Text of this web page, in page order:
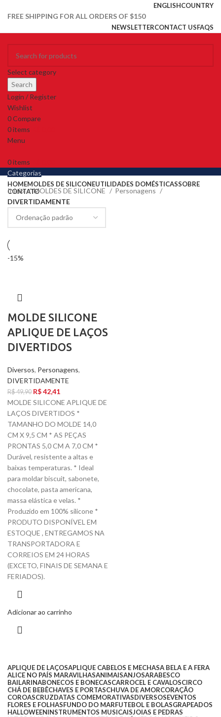
ENGLISHCOUNTRY
FREE SHIPPING FOR ALL ORDERS OF $150
NEWSLETTERCONTACT USFAQS
Select category
Search
Login / Register
Wishlist
0Compare
0items
Menu
0items
Categorias
HOMEMOLDES DE SILICONEUTILIDADES DOMÉSTICASSOBRE
CONTATO
APLIQUE DE LAÇOSAPLIQUE CABELOS E MECHASA BELA E A FERA
ALICE NO PAÍS MARAVILHASANIMAISANJOSARABESCO
BAILARINABONECOS E BONECASCARROCEL E CAVALOSCIRCO
CHÁ DE BEBÊCHAVES E PORTASCHUVA DE AMORCORAÇÃO
COROASCRUZDATAS COMEMORATIVASDIVERSOSEVENTOS
FLORES E FOLHASFUNDO DO MARFUTEBOL E BOLASGRAPEADOS
HALLOWEENINSTRUMENTOS MUSICAISJOIAS E PEDRAS
Início MOLDES DE SILICONE
Personagens
DIVERTIDAMENTE
-15%
MOLDE SILICONE
APLIQUE DE LAÇOS
DIVERTIDOS
Diversos, Personagens,
DIVERTIDAMENTE
R$49,90 R$42,41
MOLDE SILICONE APLIQUE DE
LAÇOS DIVERTIDOS *
TAMANHO DO MOLDE 14,0
CM X 9,5 CM * AS PEÇAS
PRONTAS 5,0 CM A 7,0 CM *
Durável, resistente a altas e
baixas temperaturas. * Ideal
para moldar biscuit, sabonete,
chocolate, pasta americana,
massa elástica e velas. *
Produzido em 100% silicone *
PRODUTO DISPONÍVEL EM
ESTOQUE , ENTREGAMOS NA
TRANSPORTADORA E
CORREIOS EM 24 HORAS
(EXCETO, FINAIS DE SEMANA E
FERIADOS).
Adicionar ao carrinho